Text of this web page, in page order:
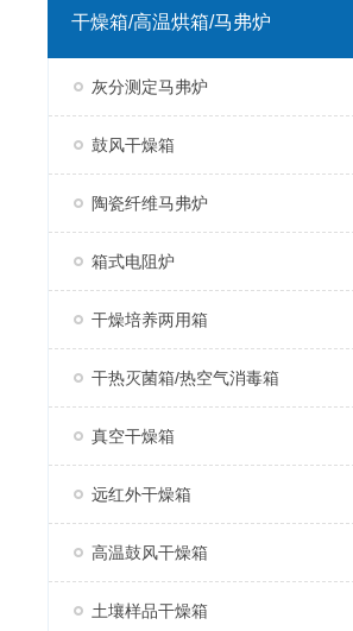
干燥箱/高温烘箱/马弗炉
灰分测定马弗炉
鼓风干燥箱
陶瓷纤维马弗炉
箱式电阻炉
干燥培养两用箱
干热灭菌箱/热空气消毒箱
真空干燥箱
远红外干燥箱
高温鼓风干燥箱
土壤样品干燥箱